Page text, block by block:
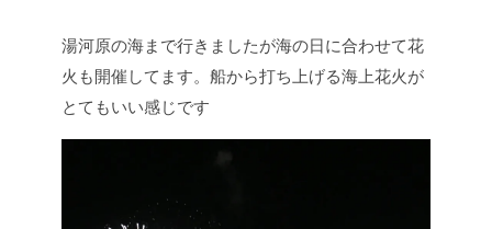
湯河原の海まで行きましたが海の日に合わせて花
火も開催してます。船から打ち上げる海上花火が
とてもいい感じです